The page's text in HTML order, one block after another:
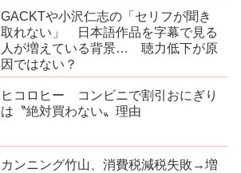
GACKTや小沢仁志の「セリフが聞き
取れない」 日本語作品を字幕で見る
人が増えている背景… 聴力低下が原
因ではない？
ヒコロヒー コンビニで割引おにぎり
は〝絶対買わない〟理由
カンニング竹山、消費税減税失敗→増